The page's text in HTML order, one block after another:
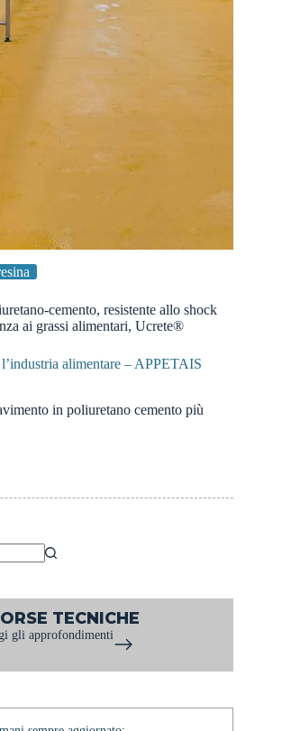
cemento, resistente allo shock
ai grassi alimentari, Ucrete®
alimentare – APPETAIS
in poliuretano cemento più
TECNICHE
gli approfondimenti